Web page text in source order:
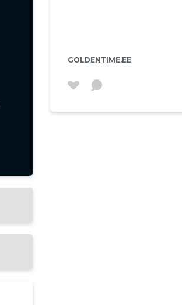
GOLDENTIME.EE